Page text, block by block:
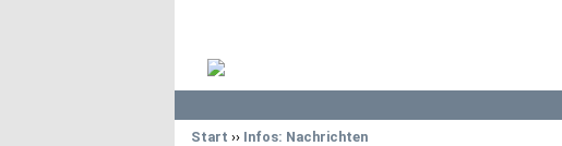
Start ›› Infos: Nachrichten